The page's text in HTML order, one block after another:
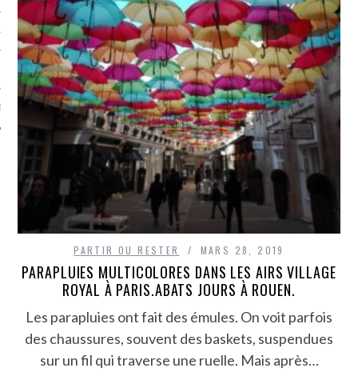
ARCACHON
PARTIR OU RESTER MARS 28, 2019
PARAPLUIES MULTICOLORES DANS LES AIRS VILLAGE
ROYAL À PARIS.ABATS JOURS À ROUEN.
Les parapluies ont fait des émules. On voit parfois
des chaussures, souvent des baskets, suspendues
sur un fil qui traverse une ruelle. Mais après…